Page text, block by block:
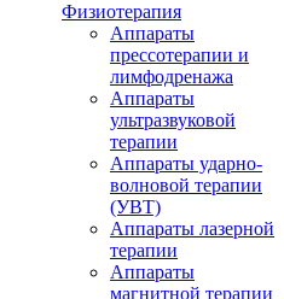
Физиотерапия
Аппараты
прессотерапии и
лимфодренажа
Аппараты
ультразвуковой
терапии
Аппараты ударно-
волновой терапии
(УВТ)
Аппараты лазерной
терапии
Аппараты
магнитной терапии